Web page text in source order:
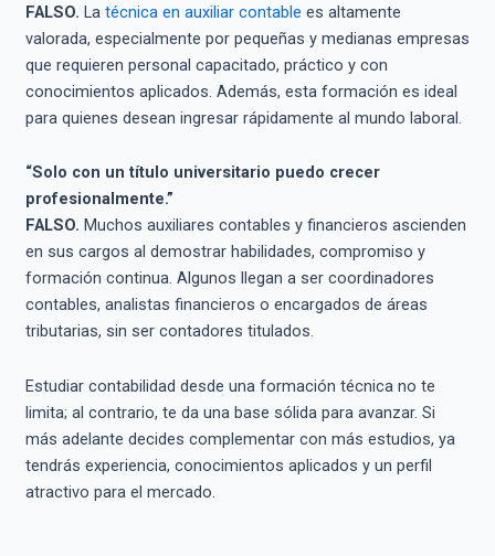
FALSO. La técnica en auxiliar contable es altamente
valorada, especialmente por pequeñas y medianas empresas
que requieren personal capacitado, práctico y con
conocimientos aplicados. Además, esta formación es ideal
para quienes desean ingresar rápidamente al mundo laboral.
“Solo con un título universitario puedo crecer
profesionalmente.”
FALSO. Muchos auxiliares contables y financieros ascienden
en sus cargos al demostrar habilidades, compromiso y
formación continua. Algunos llegan a ser coordinadores
contables, analistas financieros o encargados de áreas
tributarias, sin ser contadores titulados.
Estudiar contabilidad desde una formación técnica no te
limita; al contrario, te da una base sólida para avanzar. Si
más adelante decides complementar con más estudios, ya
tendrás experiencia, conocimientos aplicados y un perfil
atractivo para el mercado.